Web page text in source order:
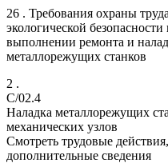
26 . Требования охраны
экологической
выполнении ремонта и
металлорежущих станков
2 .
C/02.4
Наладка металлорежущих
механических узлов
Смотреть трудовые
дополнительные сведения